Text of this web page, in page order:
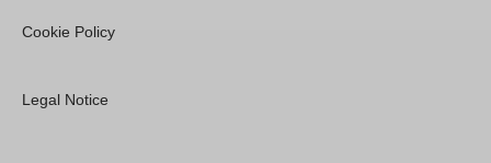
Cookie Policy
Legal Notice